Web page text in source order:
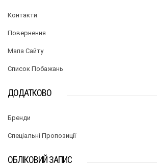
Контакти
Повернення
Мапа Сайту
Список Побажань
ДОДАТКОВО
Бренди
Спеціальні Пропозиції
ОБЛІКОВИЙ ЗАПИС